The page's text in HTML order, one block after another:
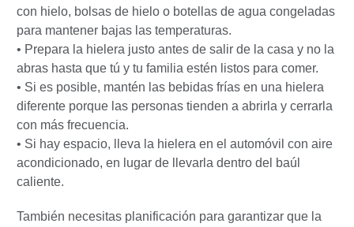
con hielo, bolsas de hielo o botellas de agua congeladas
para mantener bajas las temperaturas.
• Prepara la hielera justo antes de salir de la casa y no la
abras hasta que tú y tu familia estén listos para comer.
• Si es posible, mantén las bebidas frías en una hielera
diferente porque las personas tienden a abrirla y cerrarla
con más frecuencia.
• Si hay espacio, lleva la hielera en el automóvil con aire
acondicionado, en lugar de llevarla dentro del baúl
caliente.
También necesitas planificación para garantizar que la